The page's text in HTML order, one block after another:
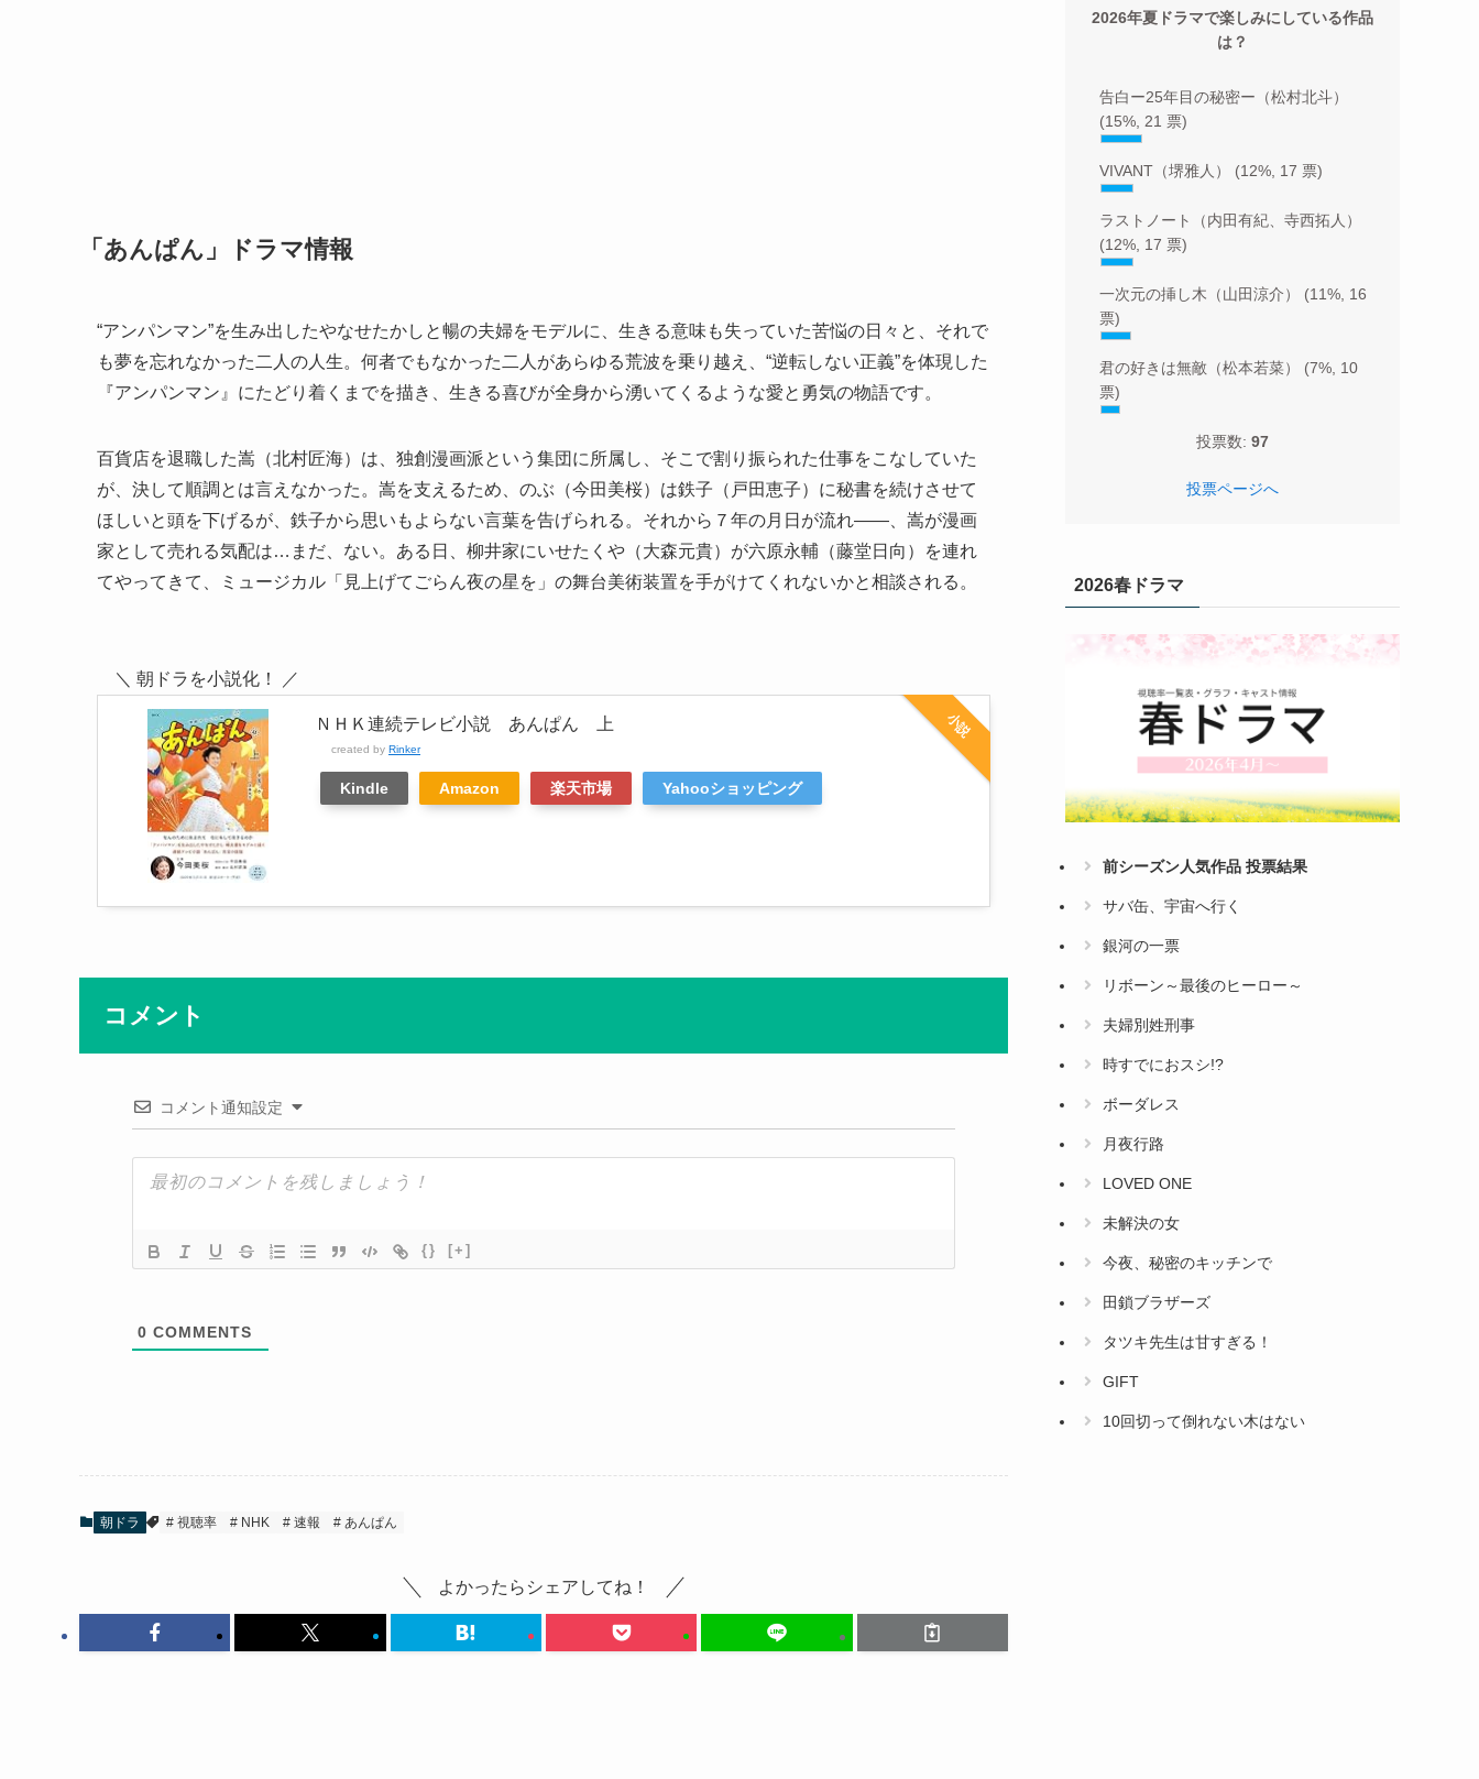
「あんぱん」ドラマ情報
“アンパンマン”を生み出したやなせたかしと暢の夫婦をモデルに、生きる意味も失っていた苦悩の日々と、それで
も夢を忘れなかった二人の人生。何者でもなかった二人があらゆる荒波を乗り越え、“逆転しない正義”を体現した
『アンパンマン』にたどり着くまでを描き、生きる喜びが全身から湧いてくるような愛と勇気の物語です。
百貨店を退職した嵩（北村匠海）は、独創漫画派という集団に所属し、そこで割り振られた仕事をこなしていた
が、決して順調とは言えなかった。嵩を支えるため、のぶ（今田美桜）は鉄子（戸田恵子）に秘書を続けさせて
ほしいと頭を下げるが、鉄子から思いもよらない言葉を告げられる。それから７年の月日が流れ――、嵩が漫画
家として売れる気配は…まだ、ない。ある日、柳井家にいせたくや（大森元貴）が六原永輔（藤堂日向）を連れ
てやってきて、ミュージカル「見上げてごらん夜の星を」の舞台美術装置を手がけてくれないかと相談される。
＼ 朝ドラを小説化！ ／
ＮＨＫ連続テレビ小説 あんぱん 上
created by Rinker
Kindle Amazon 楽天市場 Yahooショッピング
小説
コメント
コメント通知設定
{} [+]
0 COMMENTS
朝ドラ 視聴率 NHK 速報 あんぱん
よかったらシェアしてね！
2026年夏ドラマで楽しみにしている作品
は？
告白ー25年目の秘密ー（松村北斗）
(15%, 21 票)
VIVANT（堺雅人） (12%, 17 票)
ラストノート（内田有紀、寺西拓人）
(12%, 17 票)
一次元の挿し木（山田涼介） (11%, 16
票)
君の好きは無敵（松本若菜） (7%, 10
票)
投票数: 97
投票ページへ
2026春ドラマ
前シーズン人気作品 投票結果
サバ缶、宇宙へ行く
銀河の一票
リボーン～最後のヒーロー～
夫婦別姓刑事
時すでにおスシ!?
ボーダレス
月夜行路
LOVED ONE
未解決の女
今夜、秘密のキッチンで
田鎖ブラザーズ
タツキ先生は甘すぎる！
GIFT
10回切って倒れない木はない